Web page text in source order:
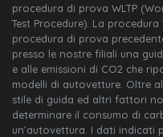
procedura di prova WLTP
Test Procedure). La procedura
procedura di prova
presso le nostre filiali una
e alle emissioni di CO2 che
modelli di autovetture. Oltre
stile di guida ed altri fattori
determinare il consumo di
un’autovettura. I dati indicati